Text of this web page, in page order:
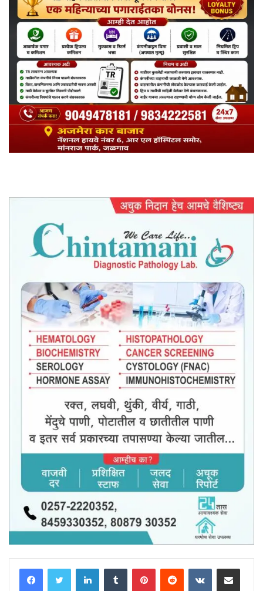
LinkedInTumblr PinterestReddit VKontakteShare via Email